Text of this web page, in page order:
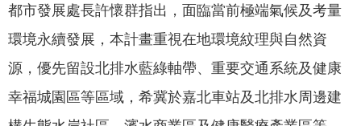
首
頁
English
都市發展處長許懷群指出，面臨當前極端氣候及考量
環境永續發展，本計畫重視在地環境紋理與自然資
源，優先留設北排水藍綠軸帶、重要交通系統及健康
幸福城園區等區域，希冀於嘉北車站及北排水周邊建